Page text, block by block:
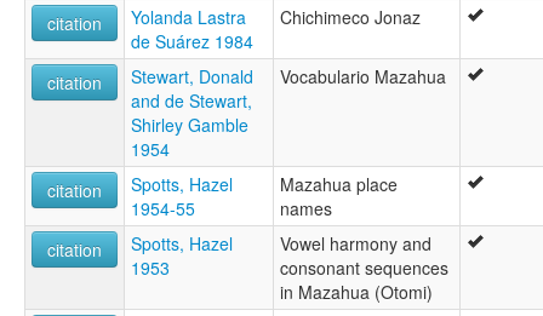
citation
Yolanda Lastra
de Suárez 1984
Chichimeco Jonaz
citation
Stewart, Donald
and de Stewart,
Shirley Gamble
1954
Vocabulario Mazahua
citation
Spotts, Hazel
1954-55
Mazahua place
names
citation
Spotts, Hazel
1953
Vowel harmony and
consonant sequences
in Mazahua (Otomi)